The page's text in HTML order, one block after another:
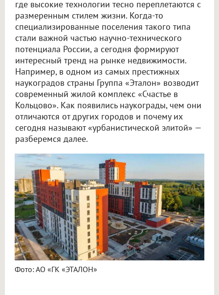
где высокие технологии тесно переплетаются с
размеренным стилем жизни. Когда-то
специализированные поселения такого типа
стали важной частью научно-технического
потенциала России, а сегодня формируют
интересный тренд на рынке недвижимости.
Например, в одном из самых престижных
наукоградов страны Группа «Эталон» возводит
современный жилой комплекс «Счастье в
Кольцово». Как появились наукограды, чем они
отличаются от других городов и почему их
сегодня называют «урбанистической элитой» —
разберемся далее.
Фото: АО «ГК «ЭТАЛОН»